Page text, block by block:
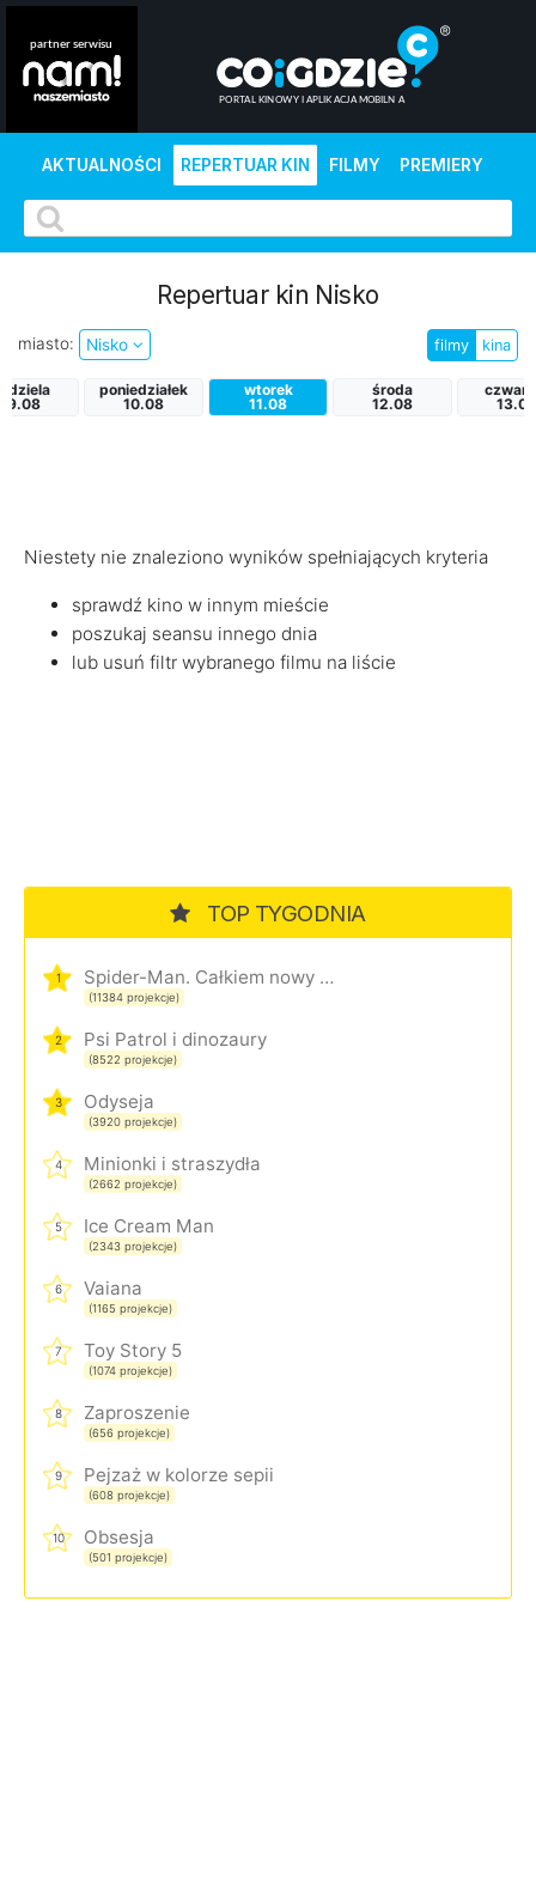
AKTUALNOŚCI REPERTUAR KIN FILMY PREMIERY
Repertuar kin Nisko
miasto: Nisko filmy kina
poniedziałek
10.08
wtorek
11.08
środa
12.08
13.08
Niestety nie znaleziono wyników spełniających kryteria
sprawdź kino w innym mieście
poszukaj seansu innego dnia
lub usuń filtr wybranego filmu na liście
TOP TYGODNIA
1 Spider-Man. Całkiem nowy dzień
(11384 projekcje)
2 Psi Patrol i dinozaury
(8522 projekcje)
3 Odyseja
(3920 projekcje)
4 Minionki i straszydła
(2662 projekcje)
5 Ice Cream Man
(2343 projekcje)
6 Vaiana
(1165 projekcje)
7 Toy Story 5
(1074 projekcje)
8 Zaproszenie
(656 projekcje)
9 Pejzaż w kolorze sepii
(608 projekcje)
10 Obsesja
(501 projekcje)